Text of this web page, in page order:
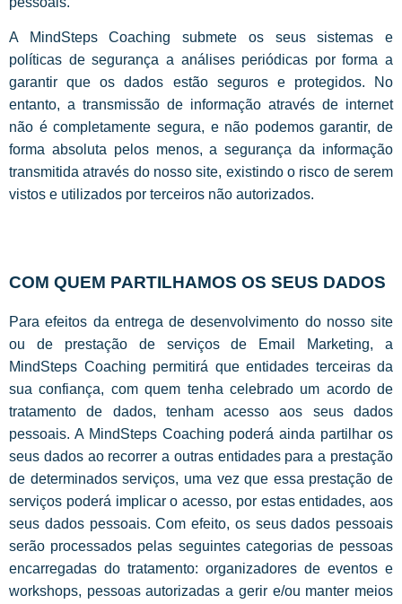
A MindSteps Coaching submete os seus sistemas e
políticas de segurança a análises periódicas por forma a
garantir que os dados estão seguros e protegidos. No
entanto, a transmissão de informação através de internet
não é completamente segura, e não podemos garantir, de
forma absoluta pelos menos, a segurança da informação
transmitida através do nosso site, existindo o risco de serem
vistos e utilizados por terceiros não autorizados.
COM QUEM PARTILHAMOS OS SEUS DADOS
Para efeitos da entrega de desenvolvimento do nosso site
ou de prestação de serviços de Email Marketing, a
MindSteps Coaching permitirá que entidades terceiras da
sua confiança, com quem tenha celebrado um acordo de
tratamento de dados, tenham acesso aos seus dados
pessoais. A MindSteps Coaching poderá ainda partilhar os
seus dados ao recorrer a outras entidades para a prestação
de determinados serviços, uma vez que essa prestação de
serviços poderá implicar o acesso, por estas entidades, aos
seus dados pessoais. Com efeito, os seus dados pessoais
serão processados pelas seguintes categorias de pessoas
encarregadas do tratamento: organizadores de eventos e
workshops, pessoas autorizadas a gerir e/ou manter meios